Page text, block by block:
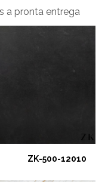
a pronta entrega
ZK-500-12010